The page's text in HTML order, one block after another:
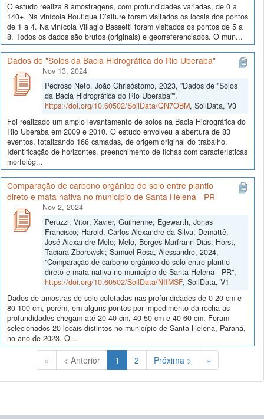
O estudo realiza 8 amostragens, com profundidades variadas, de 0 a
140+. Na vinícola Boutique D’alture foram visitados os locais dos pontos
de 1 a 4. Na vinícola Villagio Bassetti foram visitados os pontos de 5 a
8. Todos os dados são brutos (originais) e georreferenciados. O mun...
Dados de "Solos da Bacia Hidrográfica do Rio Uberaba"
Nov 13, 2024
Pedroso Neto, João Chrisóstomo, 2023, "Dados de "Solos
da Bacia Hidrográfica do Rio Uberaba"",
https://doi.org/10.60502/SoilData/QN7OBM, SoilData, V3
Foi realizado um amplo levantamento de solos na Bacia Hidrográfica do
Rio Uberaba em 2009 e 2010. O estudo envolveu a abertura de 83
eventos, totalizando 166 camadas, de origem original do trabalho.
Identificação de horizontes, preenchimento de fichas com características
morfológ...
Comparação de carbono orgânico do solo entre plantio
direto e mata nativa no município de Santa Helena - PR
Nov 2, 2024
Peruzzi, Vitor; Xavier, Guilherme; Egewarth, Jonas
Francisco; Harold, Carlos Alexandre da Silva; Demattê,
José Alexandre Melo; Melo, Borges Marfrann Dias; Horst,
Taciara Zborowski; Samuel-Rosa, Alessandro, 2024,
"Comparação de carbono orgânico do solo entre plantio
direto e mata nativa no município de Santa Helena - PR",
https://doi.org/10.60502/SoilData/NIIMSF, SoilData, V1
Dados de amostras de solo coletadas nas profundidades de 0-20 cm e
80-100 cm, porém, em alguns pontos por impedimento da rocha as
profundidades chegam até 20-40 cm, 40-50 cm e 40-60 cm. Foram
selecionados 20 locais distintos no município de Santa Helena, Paraná,
no ano de 2023. O...
« < Anterior 1 (Atual)
2 Próxima > »